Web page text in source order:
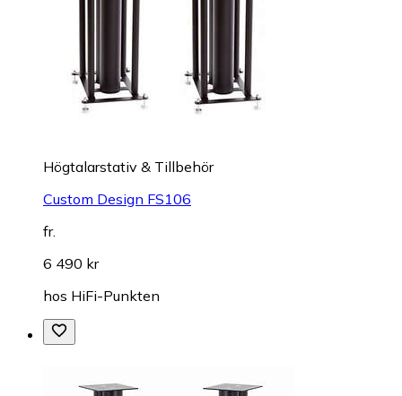
Högtalarstativ & Tillbehör
Custom Design FS106
fr.
6 490 kr
hos HiFi-Punkten